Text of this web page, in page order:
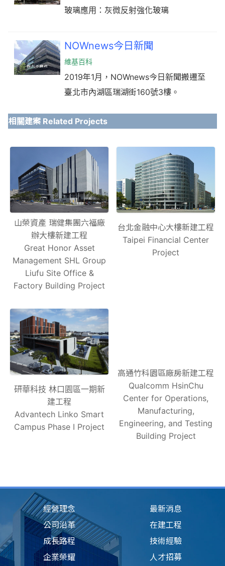
玻璃應用：灰微反射強化玻璃
NOWnews今日新聞
維基百科
2019年1月，NOWnews今日新聞搬遷至
臺北市內湖區瑞湖街160號3樓。
相關建案 Related Projects
山榮資產 瑞健集團六福廠
辦大樓新建工程
Great Honor Asset
Management SHL Group
Liufu Site Office &
Factory Building Project
台北金融中心大樓新建工程
Taipei Financial Center
Project
研華科技 林口園區一期新
建工程
Advantech Linko Smart
Campus Phase Ⅰ Project
高通竹科園區廠房新建工程
Qualcomm HsinChu
Center for Operations,
Manufacturing,
Engineering, and Testing
Building Project
經營理念
公司沿革
成長路程
企業榮耀
最新消息
在建工程
技術經驗
人才招募